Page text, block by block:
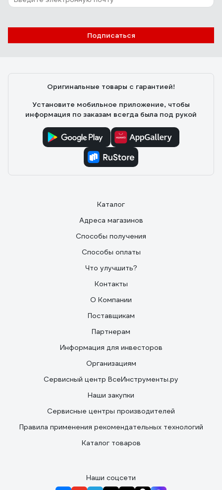
Подписаться
Оригинальные товары с гарантией!
Установите мобильное приложение, чтобы
информация по заказам всегда была под рукой
Каталог
Адреса магазинов
Способы получения
Способы оплаты
Что улучшить?
Контакты
О Компании
Поставщикам
Партнерам
Информация для инвесторов
Организациям
Сервисный центр ВсеИнструменты.ру
Наши закупки
Сервисные центры производителей
Правила применения рекомендательных технологий
Каталог товаров
Наши соцсети